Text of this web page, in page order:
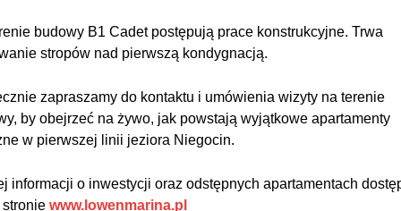
budowy B1 Cadet postępują prace konstrukcyjne. Trwa
stropów nad pierwszą kondygnacją.
zapraszamy do kontaktu i umówienia wizyty na terenie
by obejrzeć na żywo, jak powstają wyjątkowe apartamenty
w pierwszej linii jeziora Niegocin.
informacji o inwestycji oraz odstępnych apartamentach
www.lowenmarina.pl